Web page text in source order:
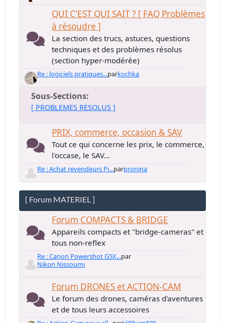
QUI C'EST QUI SAIT ? [ FAQ Problèmes
à résoudre ]
La section des trucs, astuces, questions
techniques et des problèmes résolus
(section hyper-modérée)
Re : logiciels pratiques...parkochka
Sous-Sections
[ PROBLEMES RESOLUS ]
PRIX, commerce, occasion & SAV
Tout ce qui concerne les prix, le commerce,
l'occase, le SAV...
Re : Achat revendeurs Pi...parpronina
[ Forum MATERIEL ]
Forum COMPACTS & BRIDGE
Appareils compacts et "bridge-cameras" et
tous non-reflex
Re : Canon Powershot G5X...par
Nikon Nissoumi
Forum DRONES et ACTION-CAM
Le forum des drones, caméras d'aventures
et de tous leurs accessoires